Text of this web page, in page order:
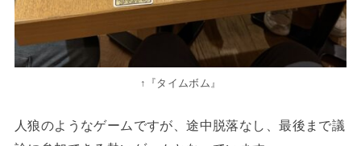
↑『タイムボム』
人狼のようなゲームですが、途中脱落なし、最後まで議